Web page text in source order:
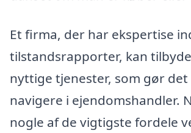
Et firma, der har ekspertise
tilstandsrapporter, kan
nyttige tjenester, som gør
navigere i ejendomshandler.
nogle af de vigtigste fordele